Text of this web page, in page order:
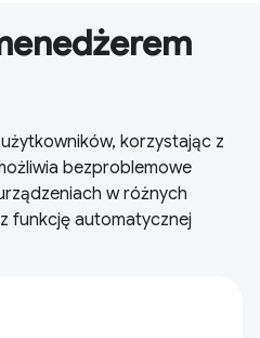
korzystając z
bezproblemowe
w różnych
funkcję automatycznej